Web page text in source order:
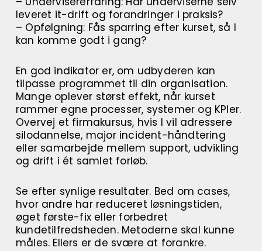
leveret it-drift og forandringer i praksis?
– Opfølgning: Fås sparring efter kurset, så I
kan komme godt i gang?
En god indikator er, om udbyderen kan
tilpasse programmet til din organisation.
Mange oplever størst effekt, når kurset
rammer egne processer, systemer og KPIer.
Overvej et firmakursus, hvis I vil adressere
silodannelse, major incident-håndtering
eller samarbejde mellem support, udvikling
og drift i ét samlet forløb.
Se efter synlige resultater. Bed om cases,
hvor andre har reduceret løsningstiden,
øget første-fix eller forbedret
kundetilfredsheden. Metoderne skal kunne
måles. Ellers er de svære at forankre.